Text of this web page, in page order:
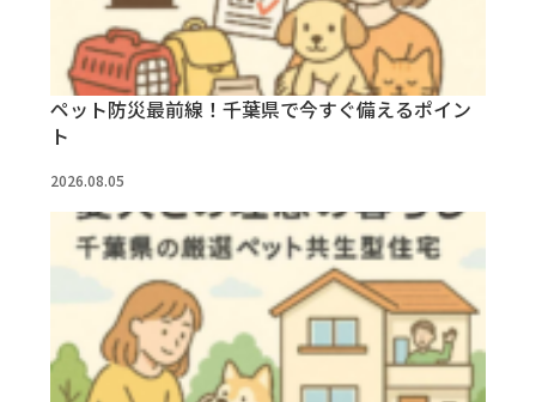
ペット防災最前線！千葉県で今すぐ備えるポイン
ト
2026.08.05